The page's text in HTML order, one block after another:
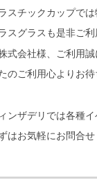
スチックカップで
スグラスも是非ご
式会社様、ご利用誠
のご利用心よりお待
ンザデリでは各種
はお気軽にお問合せ